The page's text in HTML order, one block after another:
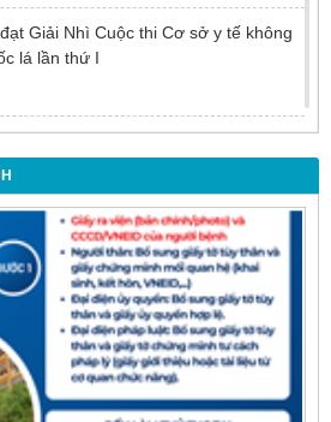
Giải Nhì Cuộc thi Cơ sở y tế không
lá lần thứ I
tụy ngược dòng – Giải pháp tối ưu
bệnh sỏi ống mật chủ